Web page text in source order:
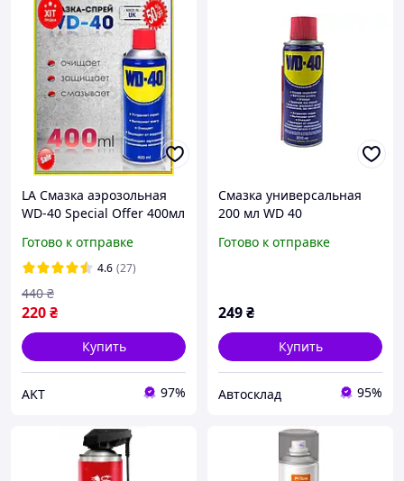
LA Смазка аэрозольная
WD-40 Special Offer 400мл
проникающая для авто от
ржавчины и корро
PAR17OK
Готово к отправке
4.6 (27)
220₴
440 ₴
Купить
AKT 97%
Смазка универсальная
200 мл WD 40
Готово к отправке
249₴
Купить
Автосклад 95%